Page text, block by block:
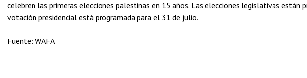
celebren las primeras elecciones palestinas en 15 años. Las elecciones legislativas están
votación presidencial está programada para el 31 de julio.
Fuente: WAFA